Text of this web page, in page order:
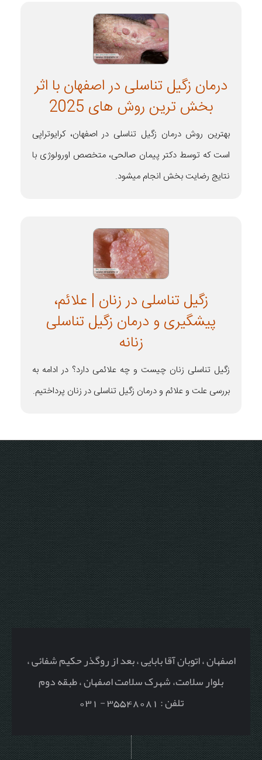
درمان زگیل تناسلی در اصفهان با اثر
بخش ترین روش های 2025
بهترین روش درمان زگیل تناسلی در اصفهان، کرایوتراپی
است که توسط دکتر پیمان صالحی، متخصص اورولوژی با
نتایج رضایت بخش انجام میشود.
زگیل تناسلی در زنان | علائم،
پیشگیری و درمان زگیل تناسلی
زنانه
زگیل تناسلی زنان چیست و چه علائمی دارد؟ در ادامه به
بررسی علت و علائم و درمان زگیل تناسلی در زنان پرداختیم.
اصفهان ، اتوبان آقا بابایی ، بعد از روگذر حکیم شفائی ،
بلوار سلامت، شهرک سلامت اصفهان ، طبقه دوم
تلفن : 35548081 - 031